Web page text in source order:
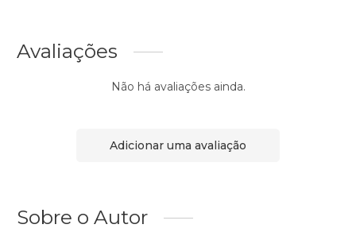
Avaliações
Não há avaliações ainda.
Adicionar uma avaliação
Sobre o Autor